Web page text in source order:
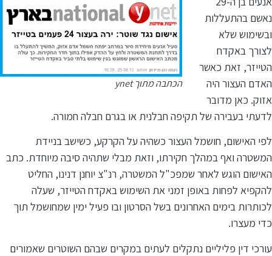
הכתבה מתוך ynet
נאשם בהתעללות
ובשימוש שלא
לצורך באקדח
הטייזר, זאת כאשר
האדם העצור היה
אזוק. כאן מדובר
לדעתי בעבירה של תקיפה חבלנית או בגרם חבלה חמורה.
לפי האישום, חושמל העצור כשהיה על הקרקע, כשישב בניידת
המשטרה ואף במהלך חקירתו, וזאת מבלי שתהיה סיבה מיוחדת. כתב
האישום הוגש לאחר שמפכ"ל המשטרה, רנ"צ יוחנן דנינו, החליט
להקפיא לפחות באופן זמני את השימוש באקדח הטייזר, שעלה
לכותרות בימים האחרונים בשל הסרטון ובו פעיל ימין שמחושמל תוך
כדי מעצרו.
עורכי דין פליליים נתקלים לעתים במקרים שבהם השוטרים שאמורים